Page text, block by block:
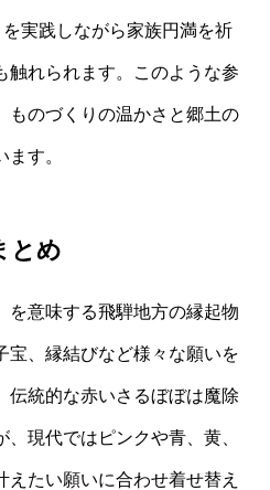
実践しながら家族円満を祈
触れられます。このような参
ものづくりの温かさと郷土の
す。
とめ
を意味する飛騨地方の縁起物
宝、縁結びなど様々な願いを
伝統的な赤いさるぼぼは魔除
現代ではピンクや青、黄、
たい願いに合わせ着せ替え